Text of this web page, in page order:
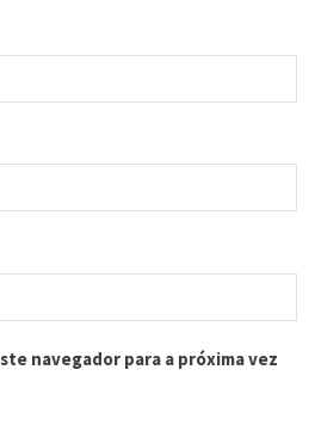
navegador para a próxima vez